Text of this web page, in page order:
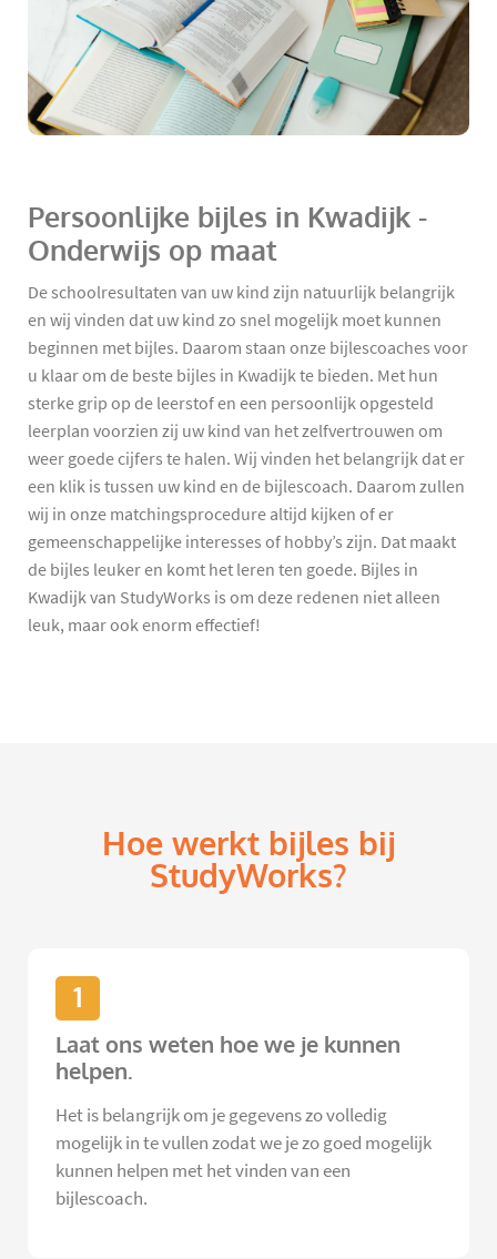
Persoonlijke bijles in Kwadijk -
Onderwijs op maat
De schoolresultaten van uw kind zijn natuurlijk belangrijk
en wij vinden dat uw kind zo snel mogelijk moet kunnen
beginnen met bijles. Daarom staan onze bijlescoaches voor
u klaar om de beste bijles in Kwadijk te bieden. Met hun
sterke grip op de leerstof en een persoonlijk opgesteld
leerplan voorzien zij uw kind van het zelfvertrouwen om
weer goede cijfers te halen. Wij vinden het belangrijk dat er
een klik is tussen uw kind en de bijlescoach. Daarom zullen
wij in onze matchingsprocedure altijd kijken of er
gemeenschappelijke interesses of hobby’s zijn. Dat maakt
de bijles leuker en komt het leren ten goede. Bijles in
Kwadijk van StudyWorks is om deze redenen niet alleen
leuk, maar ook enorm effectief!
Hoe werkt bijles bij
StudyWorks?
1
Laat ons weten hoe we je kunnen
helpen.
Het is belangrijk om je gegevens zo volledig
mogelijk in te vullen zodat we je zo goed mogelijk
kunnen helpen met het vinden van een
bijlescoach.